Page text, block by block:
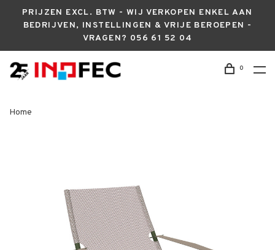
PRIJZEN EXCL. BTW - WIJ VERKOPEN ENKEL AAN
BEDRIJVEN, INSTELLINGEN & VRIJE BEROEPEN -
VRAGEN? 056 61 52 04
0
Home